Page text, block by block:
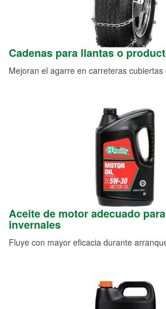
Cadenas para llantas o
Mejoran el agarre en carreteras cubiertas
Aceite de motor adecuado
invernales
Fluye con mayor eficacia durante